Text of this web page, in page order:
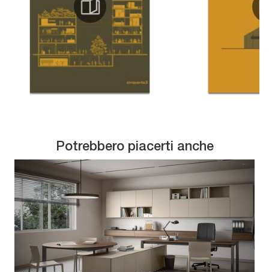
Potrebbero piacerti anche